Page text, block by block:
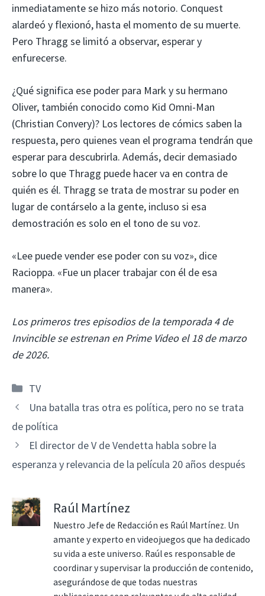
inmediatamente se hizo más notorio. Conquest
alardeó y flexionó, hasta el momento de su muerte.
Pero Thragg se limitó a observar, esperar y
enfurecerse.
¿Qué significa ese poder para Mark y su hermano
Oliver, también conocido como Kid Omni-Man
(Christian Convery)? Los lectores de cómics saben la
respuesta, pero quienes vean el programa tendrán que
esperar para descubrirla. Además, decir demasiado
sobre lo que Thragg puede hacer va en contra de
quién es él. Thragg se trata de mostrar su poder en
lugar de contárselo a la gente, incluso si esa
demostración es solo en el tono de su voz.
«Lee puede vender ese poder con su voz», dice
Racioppa. «Fue un placer trabajar con él de esa
manera».
Los primeros tres episodios de la temporada 4 de
Invincible se estrenan en Prime Video el 18 de marzo
de 2026.
Categorías
TV
Una batalla tras otra es política, pero no se trata
de política
El director de V de Vendetta habla sobre la
esperanza y relevancia de la película 20 años después
Raúl Martínez
Nuestro Jefe de Redacción es Raúl Martínez. Un
amante y experto en videojuegos que ha dedicado
su vida a este universo. Raúl es responsable de
coordinar y supervisar la producción de contenido,
asegurándose de que todas nuestras